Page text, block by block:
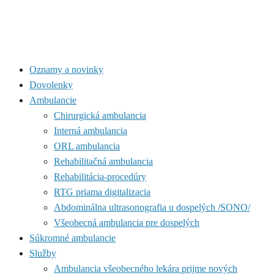
Oznamy a novinky
Dovolenky
Ambulancie
Chirurgická ambulancia
Interná ambulancia
ORL ambulancia
Rehabilitačná ambulancia
Rehabilitácia-procedúry
RTG priama digitalizacia
Abdominálna ultrasonografia u dospelých /SONO/
Všeobecná ambulancia pre dospelých
Súkromné ambulancie
Služby
Ambulancia všeobecného lekára prijme nových